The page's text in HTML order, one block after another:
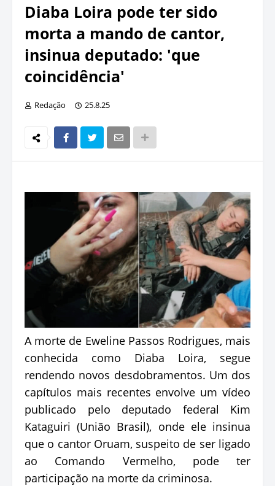
Diaba Loira pode ter sido
morta a mando de cantor,
insinua deputado: 'que
coincidência'
Redação 25.8.25
A morte de Eweline Passos Rodrigues, mais
conhecida como Diaba Loira, segue
rendendo novos desdobramentos. Um dos
capítulos mais recentes envolve um vídeo
publicado pelo deputado federal Kim
Kataguiri (União Brasil), onde ele insinua
que o cantor Oruam, suspeito de ser ligado
ao Comando Vermelho, pode ter
participação na morte da criminosa.